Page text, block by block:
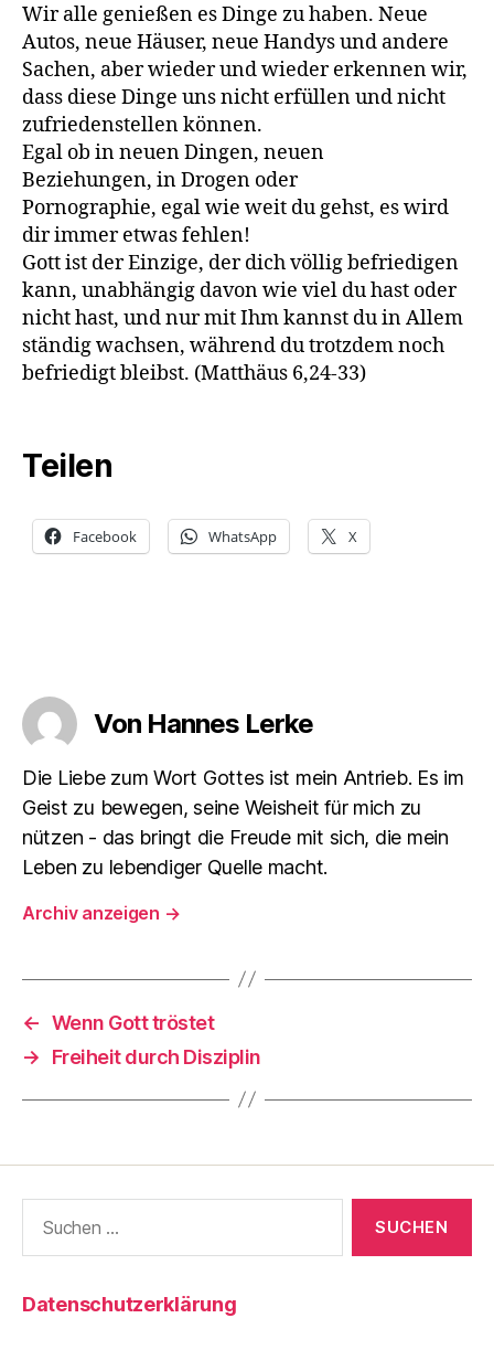
Wir alle genießen es Dinge zu haben. Neue
Autos, neue Häuser, neue Handys und andere
Sachen, aber wieder und wieder erkennen wir,
dass diese Dinge uns nicht erfüllen und nicht
zufriedenstellen können.
Egal ob in neuen Dingen, neuen
Beziehungen, in Drogen oder
Pornographie, egal wie weit du gehst, es wird
dir immer etwas fehlen!
Gott ist der Einzige, der dich völlig befriedigen
kann, unabhängig davon wie viel du hast oder
nicht hast, und nur mit Ihm kannst du in Allem
ständig wachsen, während du trotzdem noch
befriedigt bleibst. (Matthäus 6,24-33)
Teilen
Facebook WhatsApp X
Von Hannes Lerke
Die Liebe zum Wort Gottes ist mein Antrieb. Es im
Geist zu bewegen, seine Weisheit für mich zu
nützen - das bringt die Freude mit sich, die mein
Leben zu lebendiger Quelle macht.
Archiv anzeigen →
← Wenn Gott tröstet
→
Freiheit durch Disziplin
nach:
Datenschutzerklärung